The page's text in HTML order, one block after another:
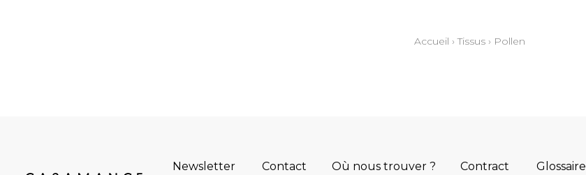
Accueil ›Tissus› Pollen
Newsletter Contact Où nous trouver ? Contract Glossaire